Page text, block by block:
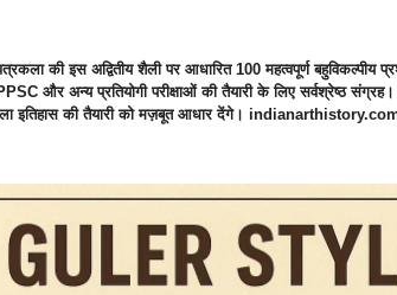
की इस अद्वितीय शैली पर आधारित 100 महत्वपूर्ण बहुविकल्पीय
और अन्य प्रतियोगी परीक्षाओं की तैयारी के लिए सर्वश्रेष्ठ
इतिहास की तैयारी को मज़बूत आधार देंगे।